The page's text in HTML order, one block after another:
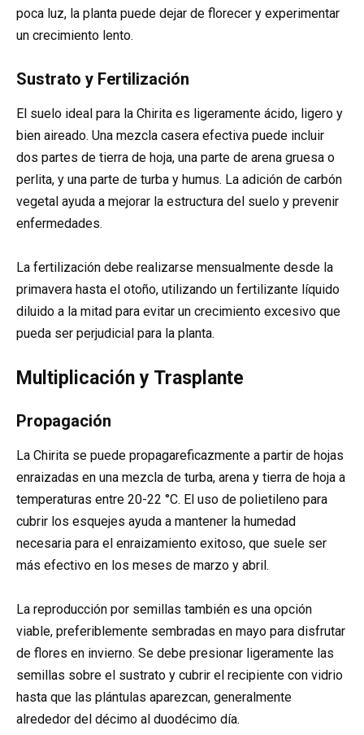
poca luz, la planta puede dejar de florecer y experimentar
un crecimiento lento.
Sustrato y Fertilización
El suelo ideal para la Chirita es ligeramente ácido, ligero y
bien aireado. Una mezcla casera efectiva puede incluir
dos partes de tierra de hoja, una parte de arena gruesa o
perlita, y una parte de turba y humus. La adición de carbón
vegetal ayuda a mejorar la estructura del suelo y prevenir
enfermedades.
La fertilización debe realizarse mensualmente desde la
primavera hasta el otoño, utilizando un fertilizante líquido
diluido a la mitad para evitar un crecimiento excesivo que
pueda ser perjudicial para la planta.
Multiplicación y Trasplante
Propagación
La Chirita se puede propagareficazmente a partir de hojas
enraizadas en una mezcla de turba, arena y tierra de hoja a
temperaturas entre 20-22 °C. El uso de polietileno para
cubrir los esquejes ayuda a mantener la humedad
necesaria para el enraizamiento exitoso, que suele ser
más efectivo en los meses de marzo y abril.
La reproducción por semillas también es una opción
viable, preferiblemente sembradas en mayo para disfrutar
de flores en invierno. Se debe presionar ligeramente las
semillas sobre el sustrato y cubrir el recipiente con vidrio
hasta que las plántulas aparezcan, generalmente
alrededor del décimo al duodécimo día.